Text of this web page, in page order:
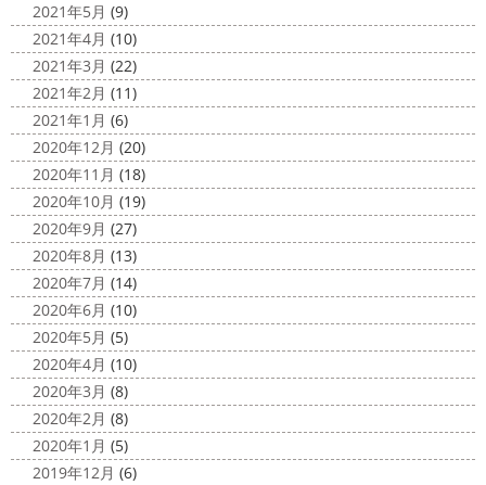
2021年5月 (9)
2021年4月 (10)
2021年3月 (22)
2021年2月 (11)
2021年1月 (6)
2020年12月 (20)
2020年11月 (18)
2020年10月 (19)
2020年9月 (27)
2020年8月 (13)
2020年7月 (14)
2020年6月 (10)
2020年5月 (5)
2020年4月 (10)
2020年3月 (8)
2020年2月 (8)
2020年1月 (5)
2019年12月 (6)